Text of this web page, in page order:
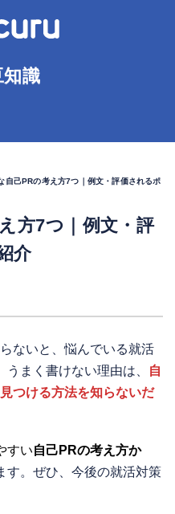
知識
自己PRの考え方7つ｜例文・評価されるポ
方7つ｜例文・評
介
ないと、悩んでいる就活
まく書けない理由は、
自
つける方法を知らないだ
すい自己PRの考え方か
す。ぜひ、今後の就活対策